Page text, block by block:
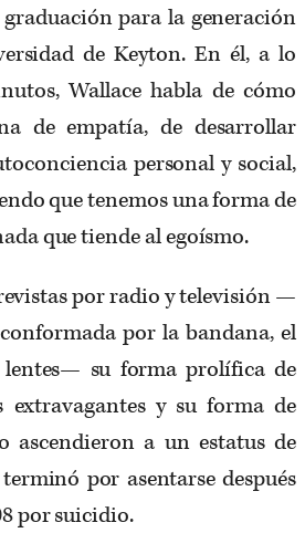
para la generación
de Keyton. En él, a lo
Wallace habla de cómo
de empatía, de desarrollar
personal y social,
que tenemos una forma de
que tiende al egoísmo.
por radio y televisión —
por la bandana, el
su forma prolífica de
extravagantes y su forma de
ascendieron a un estatus de
por asentarse después
por suicidio.